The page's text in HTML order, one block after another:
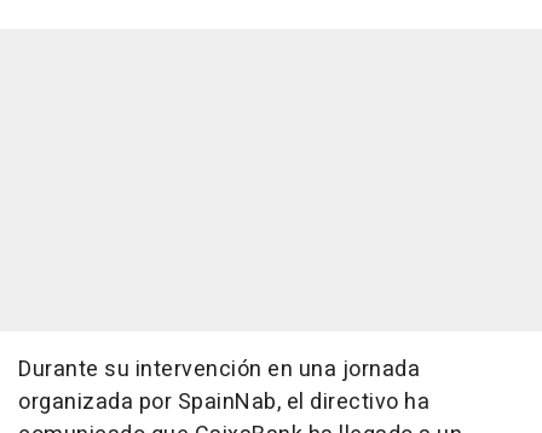
Durante su intervención en una jornada
organizada por SpainNab, el directivo ha